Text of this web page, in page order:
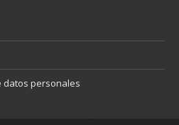
datos personales